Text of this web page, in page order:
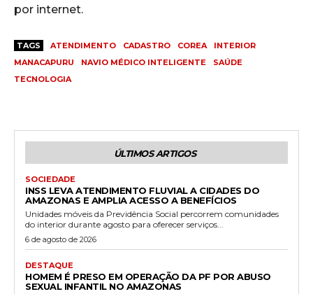
por internet.
TAGS ATENDIMENTO CADASTRO COREA
INTERIOR
MANACAPURU
NAVIO MÉDICO INTELIGENTE
SAÚDE
TECNOLOGIA
ÚLTIMOS ARTIGOS
SOCIEDADE
INSS LEVA ATENDIMENTO FLUVIAL A CIDADES DO
AMAZONAS E AMPLIA ACESSO A BENEFÍCIOS
Unidades móveis da Previdência Social percorrem comunidades
do interior durante agosto para oferecer serviços...
6 de agosto de 2026
DESTAQUE
HOMEM É PRESO EM OPERAÇÃO DA PF POR ABUSO
SEXUAL INFANTIL NO AMAZONAS